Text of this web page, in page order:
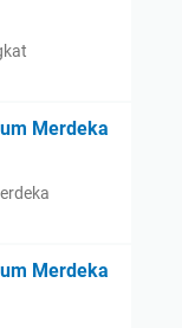
Merdeka
Merdeka